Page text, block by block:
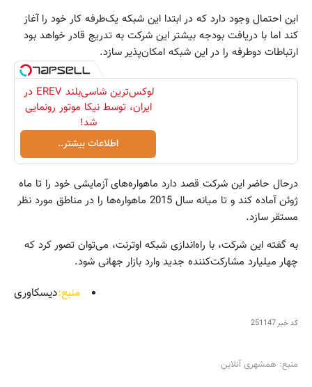
این احتمال وجود دارد که در ابتدا این شبکه یک‌طرفه کار خود را آغاز
کند اما با دریافت بودجه بیشتر این شرکت به تدریج قادر خواهد بود
ارتباطات دوطرفه را در این شبکه امکان‌پذیر سازد.
لوکس‌ترین شاسی‌بلند EREV در
ایران، توسط نیکا موتور رونمایی
شد!
اطلاعات بیشتر..
درحال حاضر این شرکت قصد دارد ماهواره‌های آزمایشی خود را تا ماه
ژوئن آماده کند و تا میانه سال 2015 ماهواره‌ها را در مناطق مورد نظر
مستقر سازد.
به گفته این‌ شرکت،‌ با راه‌اندازی شبکه اوترنت، می‌توان تصور کرد که
چهار میلیارد مشارکت‌کننده جدید وارد بازار جهانی شود.
منبع:دیسکاوری
کد خبر251147
منبع: همشهری آنلاین